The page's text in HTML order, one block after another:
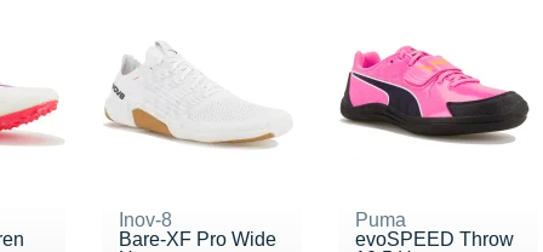
Inov-8
Bare-XF Pro Wide
Puma
evoSPEED Throw